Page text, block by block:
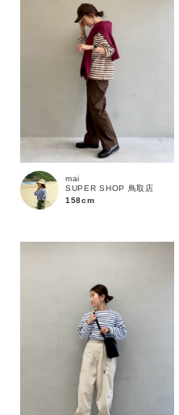
カラー
mai
SUPER SHOP 鳥取店
158cm